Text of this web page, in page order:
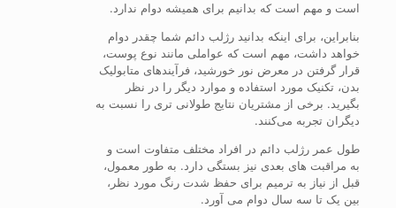
است و مهم است که بدانیم برای همیشه دوام ندارد.
بنابراین، برای اینکه بدانید رژلب دائم شما چقدر دوام
خواهد داشت، مهم است که عواملی مانند نوع پوست،
قرار گرفتن در معرض نور خورشید، فرآیندهای متابولیک
بدن، تکنیک مورد استفاده و موارد دیگر را در نظر
بگیرید. برخی از مشتریان نتایج طولانی تری را نسبت به
دیگران تجربه می‌کنند.
طول عمر رژلب دائم در افراد مختلف متفاوت است و
به مراقبت های بعدی نیز بستگی دارد. به طور معمول،
قبل از نیاز به ترمیم برای حفظ شدت رنگ مورد نظر،
بین یک تا سه سال دوام می آورد.